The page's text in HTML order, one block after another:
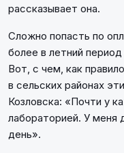
рассказывает она.
Сложно попасть по
более в летний
Вот, с чем, как
в сельских районах
Козловска: «Почти у
лабораторией. У меня
день».